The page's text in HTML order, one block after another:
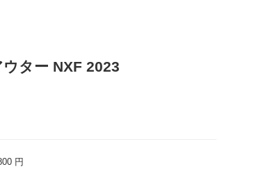
ター NXF 2023
円